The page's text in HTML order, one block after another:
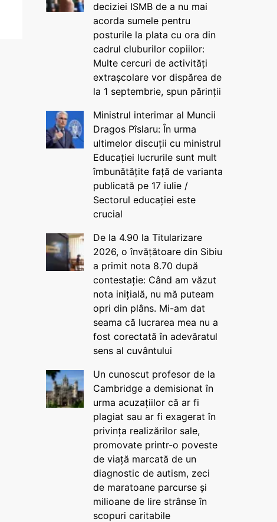
deciziei ISMB de a nu mai
acorda sumele pentru
posturile la plata cu ora din
cadrul cluburilor copiilor:
Multe cercuri de activități
extrașcolare vor dispărea de
la 1 septembrie, spun părinții
Ministrul interimar al Muncii
Dragos Pîslaru: În urma
ultimelor discuții cu ministrul
Educației lucrurile sunt mult
îmbunătățite față de varianta
publicată pe 17 iulie /
Sectorul educației este
crucial
De la 4.90 la Titularizare
2026, o învățătoare din Sibiu
a primit nota 8.70 după
contestație: Când am văzut
nota inițială, nu mă puteam
opri din plâns. Mi-am dat
seama că lucrarea mea nu a
fost corectată în adevăratul
sens al cuvântului
Un cunoscut profesor de la
Cambridge a demisionat în
urma acuzațiilor că ar fi
plagiat sau ar fi exagerat în
privința realizărilor sale,
promovate printr-o poveste
de viață marcată de un
diagnostic de autism, zeci
de maratoane parcurse și
milioane de lire strânse în
scopuri caritabile